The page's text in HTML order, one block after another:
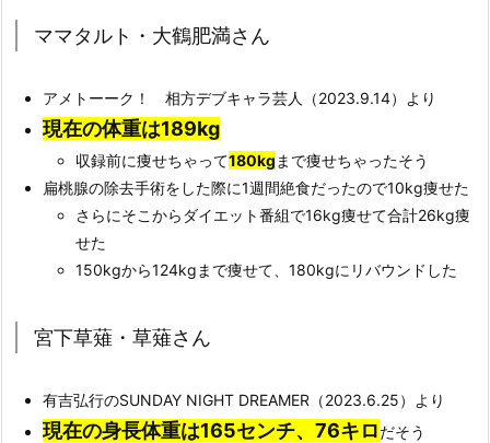
ママタルト・大鶴肥満さん
アメトーーク！ 相方デブキャラ芸人（2023.9.14）より
現在の体重は189kg
収録前に痩せちゃって180kg まで痩せちゃったそう
扁桃腺の除去手術をした際に1週間絶食だったので10kg痩せた
さらにそこからダイエット番組で16kg痩せて合計26kg痩
せた
150kgから124kgまで痩せて、180kgにリバウンドした
宮下草薙・草薙さん
有吉弘行のSUNDAY NIGHT DREAMER（2023.6.25）より
現在の身長体重は165センチ、76キロだそう